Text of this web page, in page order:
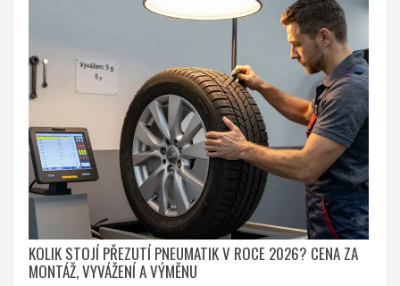
KOLIK STOJÍ PŘEZUTÍ PNEUMATIK V ROCE 2026? CENA ZA
MONTÁŽ, VYVÁŽENÍ A VÝMĚNU